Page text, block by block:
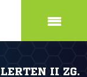
II ZG.